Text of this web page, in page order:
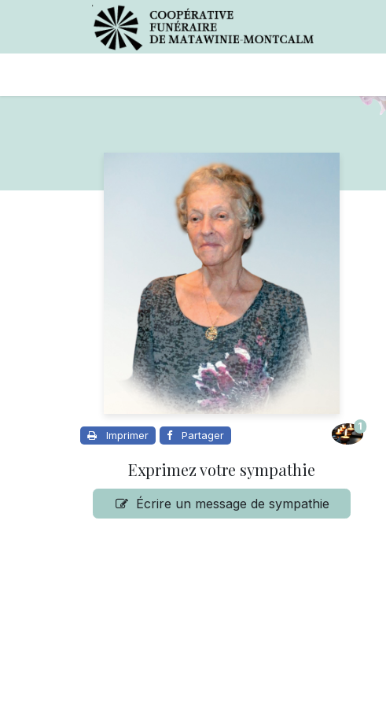
Imprimer Partager
1
Exprimez votre sympathie
Écrire un message de sympathie